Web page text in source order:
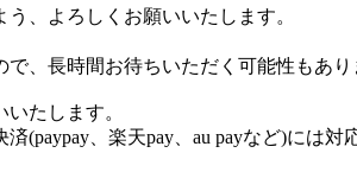
、よろしくお願いいたします。
、長時間お待ちいただく可能性もあ
たします。
(paypay、楽天pay、au payなど)には